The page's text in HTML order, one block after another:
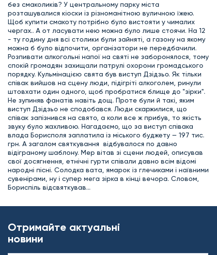
без смаколиків? У центральному парку міста
розташувалися кіоски із різноманітною вуличною їжею.
Щоб купити смакоту потрібно було вистояти у чималих
чергах.. А от ласувати нею можна було лише стоячи. На 12
- ту годину дня всі столики були зайняті, а газону на якому
можна б було відпочити, організатори не передбачили.
Розпивати алкогольні напої на святі не заборонялося, тому
спокій громадян захищали патрулі охорони громадського
порядку. Кульмінацією свята був виступ Дзідзьо. Як тільки
співак вийшов на сцену люди, підігріті алкоголем, ринули
штовхати один одного, щоб пробратися блище до "зірки".
Не зупиняв фанатів навіть дощ. Проте були й такі, яким
виступ Дзідзьо не сподобався. Люди скаржилися, що
співак запізнився на свято, а коли все ж прибув, то якість
звуку було жахливою. Нагадаємо, що за виступ співака
влада Борисполя заплатила із міського буджету — 197 тис.
грн. А загалом святкування відбувалося по давно
відіграному шаблону. Мер вітав зі сцени людей, описував
свої досягнення, етнічні гурти співали давно всім відомі
народні пісні. Солодка вата, ямарок із глечиками і наївними
сувенірами, ну і супер мега зірка в кінці вечора. Словом,
Бориспіль відсвяткував...
Отримайте актуальні
новини